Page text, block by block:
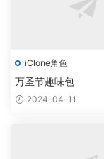
iClone角色
万圣节趣味包
2024-04-11